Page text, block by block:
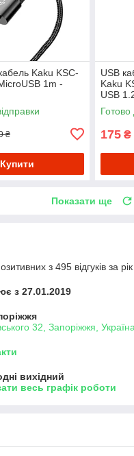
Kaku KSC-
1m -
₴
Купити
USB
Kaku
USB
Готово
175 ₴
Показати ще
з 495 відгуків за рік
з 27.01.2019
32, Запоріжжя, Україна
вихідний
весь графік роботи